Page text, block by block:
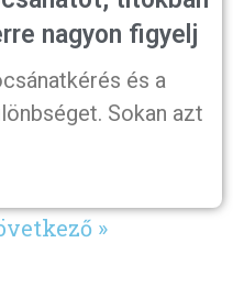
nagyon figyelj
és a
Sokan azt
»